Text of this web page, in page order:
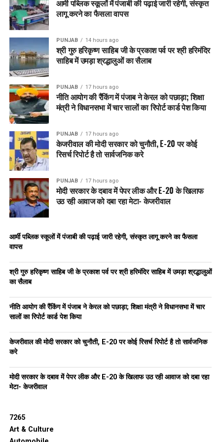
इस बीच, 260 से अधिक औद्योगिक भूखंड बेचे जा चुके हैं और 52 औद्योगिक
क्षेत्रों को बेहतर बनाने के लिए ₹300 करोड़ का निवेश किया गया है। इसके
साथ ही ₹150 करोड़ की औद्योगिक सहायता भी अप्रैल 2025 से वितरित
की जा चुकी है, जिससे पुरानी सरकारों के अधूरे काम पूरे हुए हैं। सरकार
अब ₹7,300 करोड़ की लागत से एक नया औद्योगिक हब भी विकसित कर रही
है, जो पंजाब को मेगा इंडस्ट्रियल हब बनाने की दिशा में बड़ा कदम है।
ईज ऑफ डूइंग बिजनेस रैंकिंग में पंजाब अब पांच पायदान ऊपर चढ़ चुका है,
जिससे राज्य ने बड़े राज्यों को भी टक्कर देनी शुरू कर दी है। निवेशकों का
काम हो रहा है। सोशल मीडिया पर @invest_punjab को ‘क्लीन,
ट्रांसपेरेंट और तेज़’ पोर्टल बताया जा रहा है। आम आदमी पार्टी के राष्ट्रीय
हुए कहा कि अब पंजाब भ्रष्टाचार से मुक्त हो गया है और निवेशक वापस
लौट रहे हैं।
फास्टट्रैक पंजाब पोर्टल ने सरकारी प्रक्रिया को तेज, पारदर्शी और
निवेशक-हितैषी बना दिया है। इससे न केवल दफ्तरों का बोझ कम हुआ है,
सिर्फ आर्थिक बदलाव नहीं, बल्कि सामाजिक परिवर्तन भी ला रही है—नशे
जैसी समस्याओं से जूझ रहे पंजाब को एक नया रास्ता दिखा रही है। यह
तो बदलाव मुमकिन है। और पंजाब में, यह बदलाव अब ज़मीन पर दिखने भी
लगा है।
BUSINESSFRIENDLYPUNJAB
EASEOFDOINGBUSINESS
INDUSTRIALGROWTH
आर्मी पब्लिक स्कूलों में पंजाबी की पढ़ाई जारी रहेगी, संस्कृत
लागू करने का फैसला वापस
PUNJAB 14 hours ago
श्री गुरु हरिकृष्ण साहिब जी के प्रकाश पर्व पर श्री हरिमंदिर
साहिब में उमड़ा श्रद्धालुओं का सैलाब
PUNJAB 17 hours ago
नीति आयोग की रैंकिंग में पंजाब ने केरल को पछाड़ा; शिक्षा
मंत्री ने विधानसभा में चार सालों का रिपोर्ट कार्ड पेश किया
PUNJAB 17 hours ago
केजरीवाल की मोदी सरकार को चुनौती, E-20 पर कोई
रिसर्च रिपोर्ट है तो सार्वजनिक करे
PUNJAB 17 hours ago
मोदी सरकार के दबाव में पेपर लीक और E-20 के खिलाफ
उठ रही आवाज को दबा रहा मेटा- केजरीवाल
आर्मी पब्लिक स्कूलों में पंजाबी की पढ़ाई जारी रहेगी, संस्कृत लागू करने का फैसला
वापस
श्री गुरु हरिकृष्ण साहिब जी के प्रकाश पर्व पर श्री हरिमंदिर साहिब में उमड़ा श्रद्धालुओं
का सैलाब
नीति आयोग की रैंकिंग में पंजाब ने केरल को पछाड़ा; शिक्षा मंत्री ने विधानसभा में चार
सालों का रिपोर्ट कार्ड पेश किया
केजरीवाल की मोदी सरकार को चुनौती, E-20 पर कोई रिसर्च रिपोर्ट है तो सार्वजनिक
करे
मोदी सरकार के दबाव में पेपर लीक और E-20 के खिलाफ उठ रही आवाज को दबा रहा
मेटा- केजरीवाल
7265
Art & Culture